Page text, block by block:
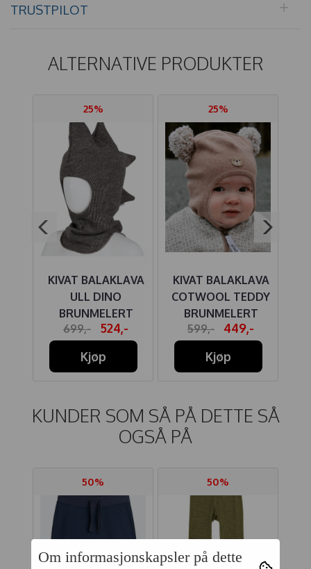
TRUSTPILOT
ALTERNATIVE PRODUKTER
25%
KIVAT BALAKLAVA
ULL DINO
BRUNMELERT
699,-
524,-
Kjøp
25%
KIVAT BALAKLAVA
COTWOOL TEDDY
BRUNMELERT
599,-
449,-
Kjøp
KUNDER SOM SÅ PÅ DETTE SÅ
OGSÅ PÅ
50% 50%
Om informasjonskapsler på dette